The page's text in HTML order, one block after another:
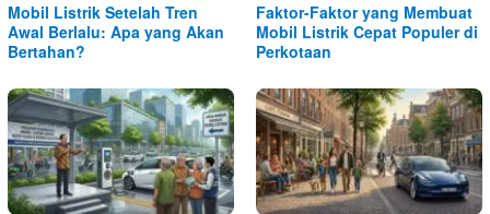
Mobil Listrik Setelah Tren
Awal Berlalu: Apa yang Akan
Bertahan?
Faktor-Faktor yang Membuat
Mobil Listrik Cepat Populer di
Perkotaan